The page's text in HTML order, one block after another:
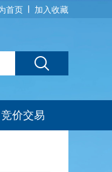
首页 加入收藏
竞价交易